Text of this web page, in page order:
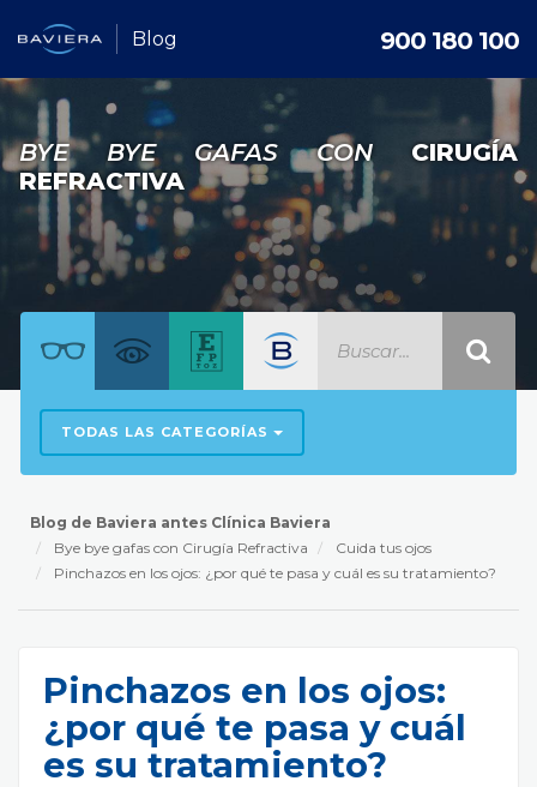
Blog 900 180 100
BYE BYE GAFAS CON CIRUGÍA
REFRACTIVA
TODAS LAS CATEGORÍAS
Blog de Baviera antes Clínica Baviera
Bye bye gafas con Cirugía Refractiva
Cuida tus ojos
Pinchazos en los ojos: ¿por qué te pasa y cuál es su tratamiento?
Pinchazos en los ojos:
¿por qué te pasa y cuál
es su tratamiento?